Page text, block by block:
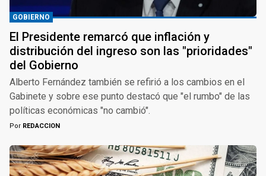
GOBIERNO
El Presidente remarcó que inflación y
distribución del ingreso son las "prioridades"
del Gobierno
Alberto Fernández también se refirió a los cambios en el
Gabinete y sobre ese punto destacó que "el rumbo" de las
políticas económicas "no cambió".
Por REDACCION